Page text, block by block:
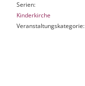
Serien:
Kinderkirche
Veranstaltungskategorie: